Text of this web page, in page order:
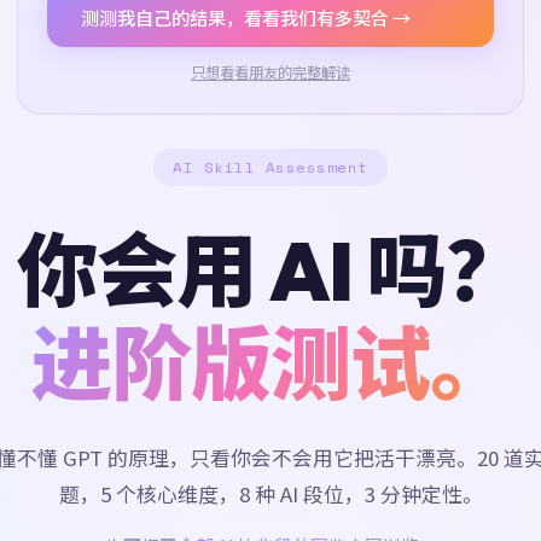
测测我自己的结果，看看我们有多契合 →
只想看看朋友的完整解读
AI Skill Assessment
你会用 AI 吗？
进阶版测试。
不懂 GPT 的原理，只看你会不会用它把活干漂亮。20 道
题，5 个核心维度，8 种 AI 段位，3 分钟定性。